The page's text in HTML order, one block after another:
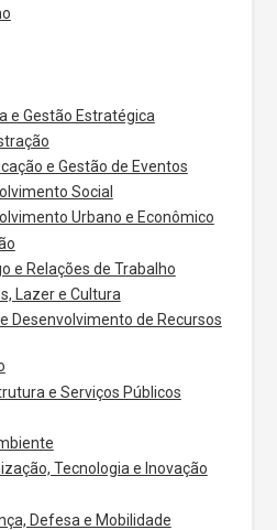
e Gestão Estratégica
e Gestão de Eventos
Social
Urbano e Econômico
e Relações de Trabalho
Lazer e Cultura
Desenvolvimento de Recursos
e Serviços Públicos
Tecnologia e Inovação
Defesa e Mobilidade